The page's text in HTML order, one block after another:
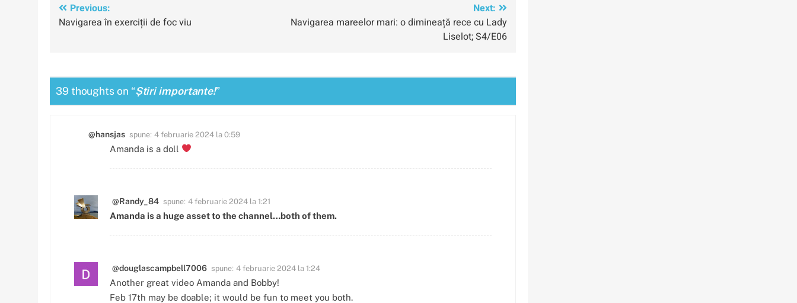
Navigare
în
Previous:
Navigarea în exerciții de foc viu
Next:
Navigarea mareelor ​​mari: o dimineață rece cu Lady
Liselot; S4/E06
39 thoughts on “Știri importante!”
@hansjas spune: 4 februarie 2024 la 0:59
Amanda is a doll
@Randy_84 spune: 4 februarie 2024 la 1:21
Amanda is a huge asset to the channel…both of them.
@douglascampbell7006 spune: 4 februarie 2024 la 1:24
Another great video Amanda and Bobby!
Feb 17th may be doable; it would be fun to meet you both.